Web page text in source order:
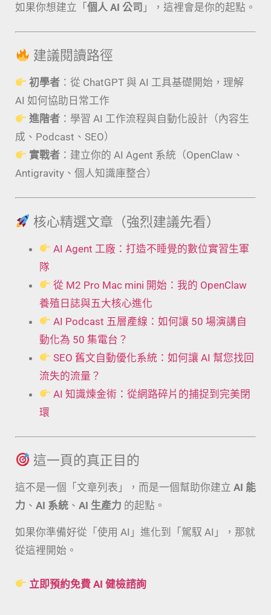
如果你想建立「 個人 AI 公司 」，這裡會是你的起點。
建議閱讀路徑
初學者 ：從 ChatGPT 與 AI 工具基礎開始，理解
AI 如何協助日常工作
進階者 ：學習 AI 工作流程與自動化設計（內容生
成、Podcast、SEO）
實戰者 ：建立你的 AI Agent 系統（OpenClaw、
Antigravity、個人知識庫整合）
核心精選文章（強烈建議先看）
AI Agent 工廠：打造不睡覺的數位實習生軍
隊
從 M2 Pro Mac mini 開始：我的 OpenClaw
養殖日誌與五大核心進化
AI Podcast 五層產線：如何讓 50 場演講自
動化為 50 集電台？
SEO 舊文自動優化系統：如何讓 AI 幫您找回
流失的流量？
AI 知識煉金術：從網路碎片的捕捉到完美閉
環
這一頁的真正目的
這不是一個「文章列表」，而是一個幫助你建立 AI 能
力 、 AI 系統 、 AI 生產力 的起點。
如果你準備好從「使用 AI」進化到「駕馭 AI」，那就
從這裡開始。
立即預約免費 AI 健檢諮詢